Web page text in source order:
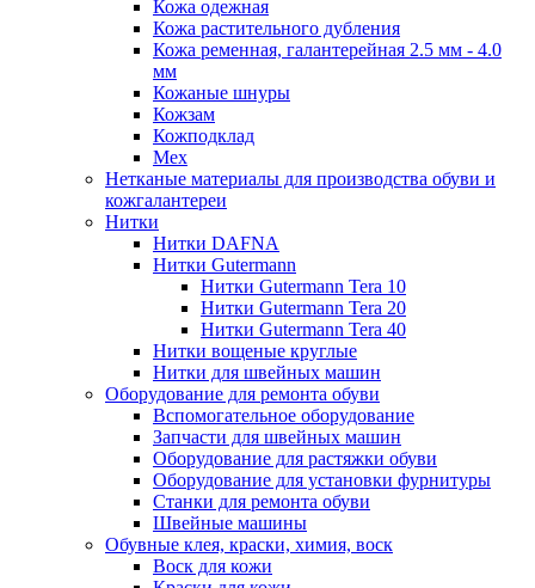
Кожа одежная
Кожа растительного дубления
Кожа ременная, галантерейная 2.5 мм - 4.0
мм
Кожаные шнуры
Кожзам
Кожподклад
Мех
Нетканые материалы для производства обуви и
кожгалантереи
Нитки
Нитки DAFNA
Нитки Gutermann
Нитки Gutermann Tera 10
Нитки Gutermann Tera 20
Нитки Gutermann Tera 40
Нитки вощеные круглые
Нитки для швейных машин
Оборудование для ремонта обуви
Вспомогательное оборудование
Запчасти для швейных машин
Оборудование для растяжки обуви
Оборудование для установки фурнитуры
Станки для ремонта обуви
Швейные машины
Обувные клея, краски, химия, воск
Воск для кожи